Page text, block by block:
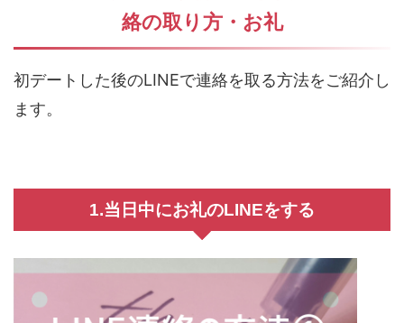
絡の取り方・お礼
初デートした後のLINEで連絡を取る方法をご紹介し
ます。
1.当日中にお礼のLINEをする